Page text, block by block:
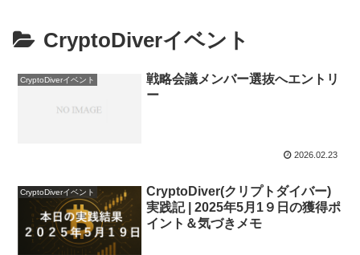
CryptoDiverイベント
CryptoDiverイベント
戦略会議メンバー選抜へエントリ
ー
2026.02.23
CryptoDiverイベント
CryptoDiver(クリプトダイバー)
実践記 | 2025年5月1９日の獲得ポ
イント＆気づきメモ